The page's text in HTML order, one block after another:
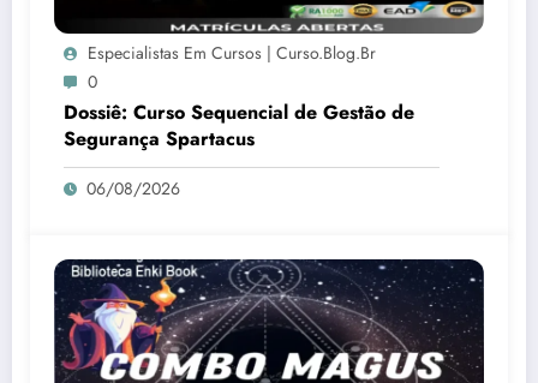
Especialistas Em Cursos | Curso.blog.br
0
Dossiê: Curso Sequencial de Gestão de
Segurança Spartacus
06/08/2026